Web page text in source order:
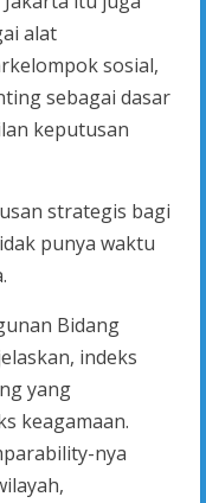
alat
sosial,
sebagai dasar
keputusan
strategis bagi
punya waktu
Bidang
indeks
yang
keagamaan.
nya